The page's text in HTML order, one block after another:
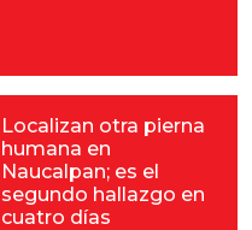
Localizan otra pierna
humana en
Naucalpan; es el
segundo hallazgo en
cuatro días